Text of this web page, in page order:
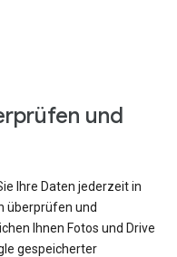
und
Ihre Daten jederzeit in
überprüfen und
Ihnen Fotos und Drive
gespeicherter